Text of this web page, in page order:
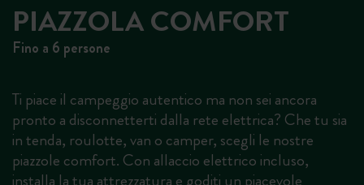
PIAZZOLA COMFORT
Fino a 6 persone
Ti piace il campeggio autentico ma non sei ancora
pronto a disconnetterti dalla rete elettrica? Che tu sia
in tenda, roulotte, van o camper, scegli le nostre
piazzole comfort. Con allaccio elettrico incluso,